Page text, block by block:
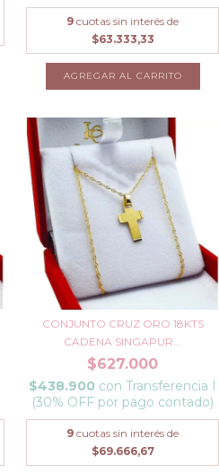
9 cuotas sin interés de
$63.333,33
CONJUNTO CRUZ ORO 18KTS
CADENA SINGAPUR...
$627.000
$438.900 con Transferencia I
(30% OFF por pago contado)
9 cuotas sin interés de
$69.666,67